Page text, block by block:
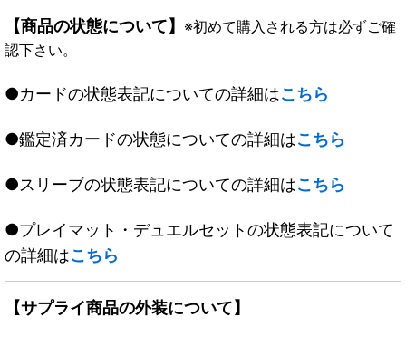
【商品の状態について】 ※初めて購入される方は必ずご確
認下さい。
●カードの状態表記についての詳細はこちら
●鑑定済カードの状態についての詳細はこちら
●スリーブの状態表記についての詳細はこちら
●プレイマット・デュエルセットの状態表記について
の詳細はこちら
【サプライ商品の外装について】